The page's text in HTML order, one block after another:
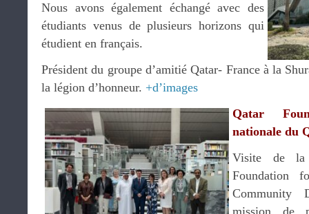
Nous avons également échangé avec des
étudiants venus de plusieurs horizons qui
étudient en français.
Président du groupe d’amitié Qatar- France à la
la légion d’honneur. +d’images
Qatar
nationale du
Visite de la
Foundation
Community
mission de